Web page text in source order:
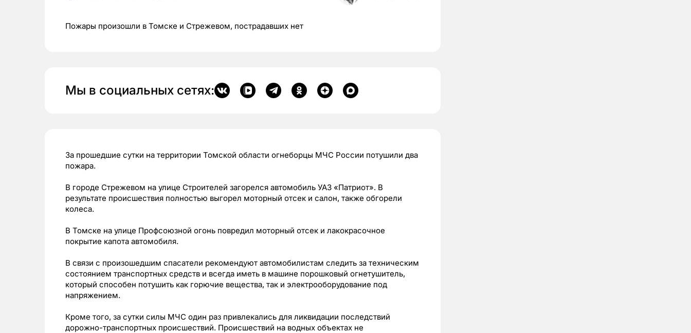
Пожары произошли в Томске и Стрежевом, пострадавших нет
Мы в социальных сетях:
За прошедшие сутки на территории Томской области огнеборцы МЧС России потушили два
пожара.
В городе Стрежевом на улице Строителей загорелся автомобиль УАЗ «Патриот». В
результате происшествия полностью выгорел моторный отсек и салон, также обгорели
колеса.
В Томске на улице Профсоюзной огонь повредил моторный отсек и лакокрасочное
покрытие капота автомобиля.
В связи с произошедшим спасатели рекомендуют автомобилистам следить за техническим
состоянием транспортных средств и всегда иметь в машине порошковый огнетушитель,
который способен потушить как горючие вещества, так и электрооборудование под
напряжением.
Кроме того, за сутки силы МЧС один раз привлекались для ликвидации последствий
дорожно-транспортных происшествий. Происшествий на водных объектах не